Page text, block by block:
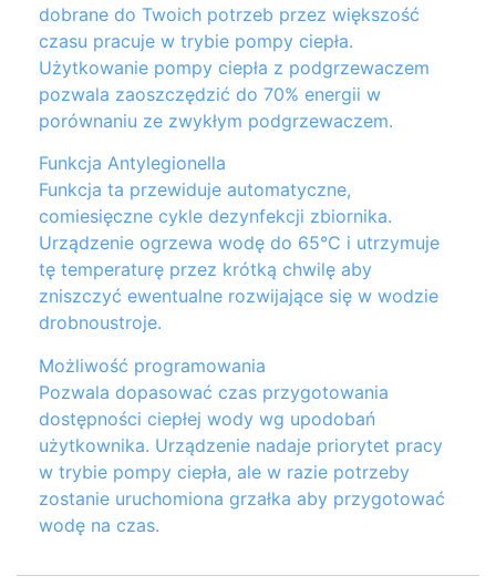
dobrane do Twoich potrzeb przez większość
czasu pracuje w trybie pompy ciepła.
Użytkowanie pompy ciepła z podgrzewaczem
pozwala zaoszczędzić do 70% energii w
porównaniu ze zwykłym podgrzewaczem.
Funkcja Antylegionella
Funkcja ta przewiduje automatyczne,
comiesięczne cykle dezynfekcji zbiornika.
Urządzenie ogrzewa wodę do 65°C i utrzymuje
tę temperaturę przez krótką chwilę aby
zniszczyć ewentualne rozwijające się w wodzie
drobnoustroje.
Możliwość programowania
Pozwala dopasować czas przygotowania
dostępności ciepłej wody wg upodobań
użytkownika. Urządzenie nadaje priorytet pracy
w trybie pompy ciepła, ale w razie potrzeby
zostanie uruchomiona grzałka aby przygotować
wodę na czas.